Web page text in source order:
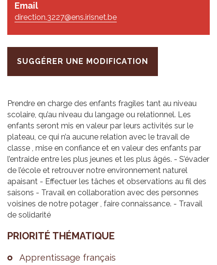
Email
direction.3227@ens.irisnet.be
SUGGÉRER UNE MODIFICATION
Prendre en charge des enfants fragiles tant au niveau
scolaire, qu’au niveau du langage ou relationnel. Les
enfants seront mis en valeur par leurs activités sur le
plateau, ce qui n’a aucune relation avec le travail de
classe , mise en confiance et en valeur des enfants par
l’entraide entre les plus jeunes et les plus âgés. - S’évader
de l’école et retrouver notre environnement naturel
apaisant - Effectuer les tâches et observations au fil des
saisons - Travail en collaboration avec des personnes
voisines de notre potager , faire connaissance. - Travail
de solidarité
PRIO­RITÉ THÉ­MA­TIQUE
Appren­tis­sage fran­çais